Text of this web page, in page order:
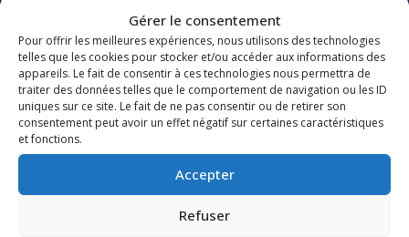
Gérer le consentement
Pour offrir les meilleures expériences, nous utilisons des technologies
telles que les cookies pour stocker et/ou accéder aux informations des
appareils. Le fait de consentir à ces technologies nous permettra de
traiter des données telles que le comportement de navigation ou les ID
uniques sur ce site. Le fait de ne pas consentir ou de retirer son
consentement peut avoir un effet négatif sur certaines caractéristiques
et fonctions.
Accepter
Refuser
Une mission diocésaine pour que